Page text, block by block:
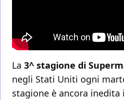
La 3^ stagione di
negli Stati Uniti ogni
stagione è ancora inedita